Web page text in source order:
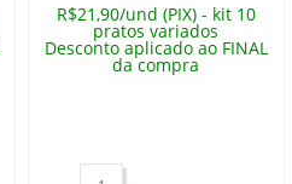
R$21,90/und (PIX) - kit 10
pratos variados
Desconto aplicado ao FINAL
da compra